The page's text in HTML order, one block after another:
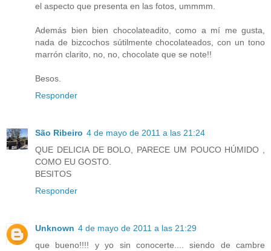
el aspecto que presenta en las fotos, ummmm.
Además bien bien chocolateadito, como a mí me gusta,
nada de bizcochos sútilmente chocolateados, con un tono
marrón clarito, no, no, chocolate que se note!!
Besos.
Responder
São Ribeiro 4 de mayo de 2011 a las 21:24
QUE DELICIA DE BOLO, PARECE UM POUCO HÚMIDO ,
COMO EU GOSTO.
BESITOS
Responder
Unknown 4 de mayo de 2011 a las 21:29
que bueno!!!! y yo sin conocerte.... siendo de cambre